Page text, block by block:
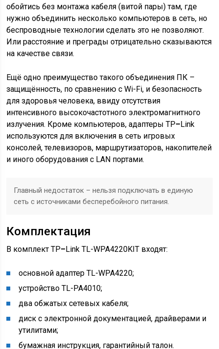
обойтись без монтажа кабеля (витой пары) там, где
нужно объединить несколько компьютеров в сеть, но
беспроводные технологии сделать это не позволяют.
Или расстояние и преграды отрицательно сказываются
на качестве связи.
Ещё одно преимущество такого объединения ПК –
защищённость, по сравнению с Wi-Fi, и безопасность
для здоровья человека, ввиду отсутствия
интенсивного высокочастотного электромагнитного
излучения. Кроме компьютеров, адаптеры TP–Link
используются для включения в сеть игровых
консолей, телевизоров, маршрутизаторов, накопителей
и иного оборудования с LAN портами.
Главный недостаток – нельзя подключать в единую
сеть с источниками бесперебойного питания.
Комплектация
В комплект TP–Link TL-WPA4220KIT входят:
основной адаптер TL-WPA4220;
устройство TL-PA4010;
два обжатых сетевых кабеля;
диск с электронной документацией, драйверами и
утилитами;
бумажная инструкция, гарантийный талон.